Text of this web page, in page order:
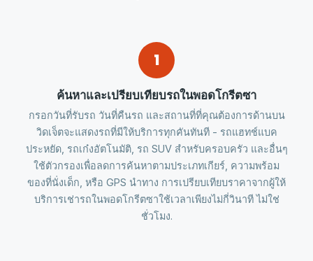
1
ค้นหาและเปรียบเทียบรถในพอดโกรีตซา
กรอกวันที่รับรถ วันที่คืนรถ และสถานที่ที่คุณต้องการด้านบน
วิดเจ็ตจะแสดงรถที่มีให้บริการทุกคันทันที - รถแฮทช์แบค
ประหยัด, รถเก๋งอัตโนมัติ, รถ SUV สำหรับครอบครัว และอื่นๆ
ใช้ตัวกรองเพื่อลดการค้นหาตามประเภทเกียร์, ความพร้อม
ของที่นั่งเด็ก, หรือ GPS นำทาง การเปรียบเทียบราคาจากผู้ให้
บริการเช่ารถในพอดโกรีตซาใช้เวลาเพียงไม่กี่วินาที ไม่ใช่
ชั่วโมง.